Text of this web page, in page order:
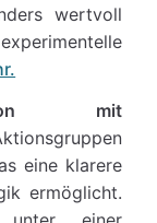
wertvoll
mit
eine klarere
ermöglicht.